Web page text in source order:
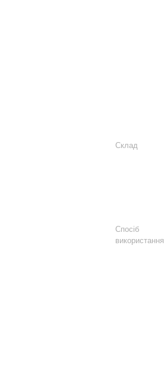
Склад
Спосіб
використання